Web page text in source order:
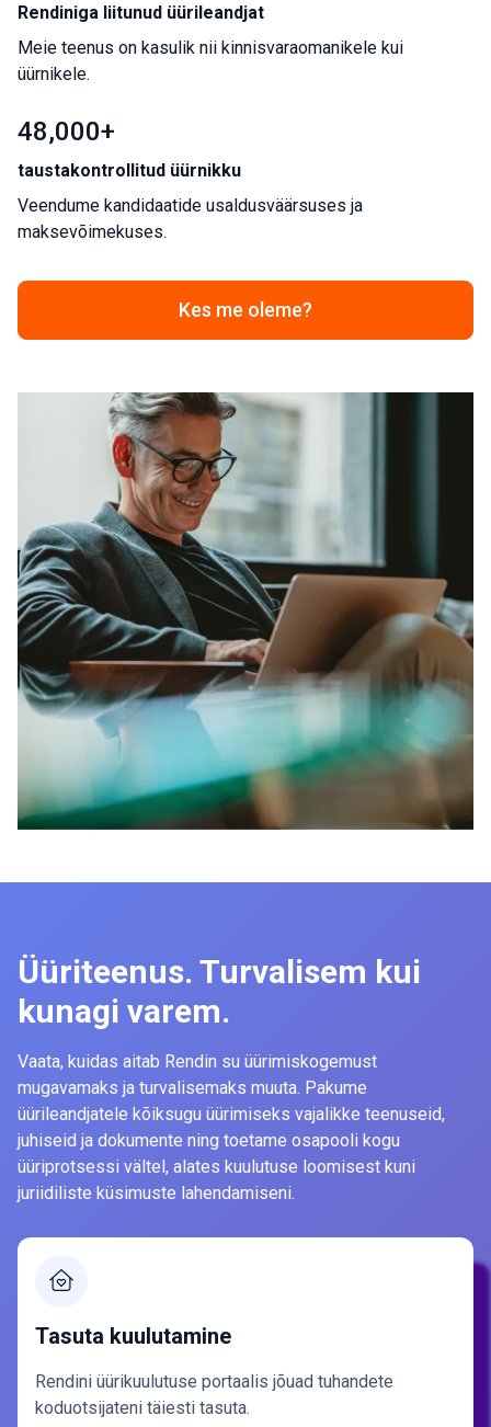
Rendiniga liitunud üürileandjat
Meie teenus on kasulik nii kinnisvaraomanikele kui
üürnikele.
48,000+
taustakontrollitud üürnikku
Veendume kandidaatide usaldusväärsuses ja
maksevõimekuses.
Kes me oleme?
Üüriteenus. Turvalisem kui
kunagi varem.
Vaata, kuidas aitab Rendin su üürimiskogemust
mugavamaks ja turvalisemaks muuta. Pakume
üürileandjatele kõiksugu üürimiseks vajalikke teenuseid,
juhiseid ja dokumente ning toetame osapooli kogu
üüriprotsessi vältel, alates kuulutuse loomisest kuni
juriidiliste küsimuste lahendamiseni.
Tasuta kuulutamine
Rendini üürikuulutuse portaalis jõuad tuhandete
koduotsijateni täiesti tasuta.